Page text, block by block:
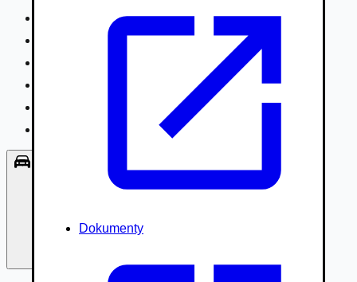
Dokumenty
Špeciály/nosiče kontajnerov
Návesy/prívesy nadstavby
Lode/člny, lietadlá/vznášadlá
Príslušenstvo, Oblečenie